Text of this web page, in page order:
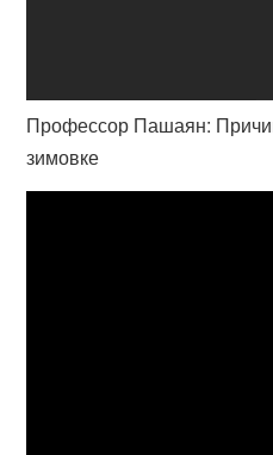
Профессор Пашаян:
зимовке